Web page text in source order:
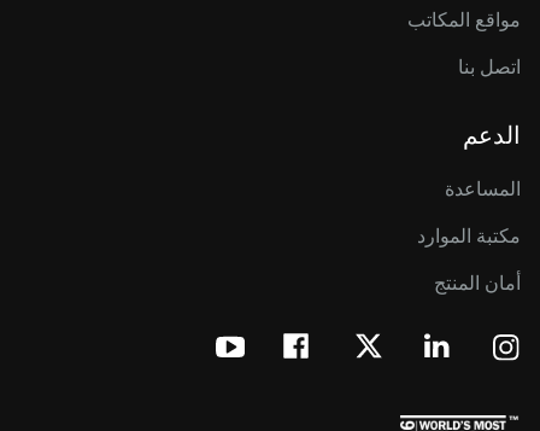
مواقع المكاتب
اتصل بنا
الدعم
المساعدة
مكتبة الموارد
أمان المنتج